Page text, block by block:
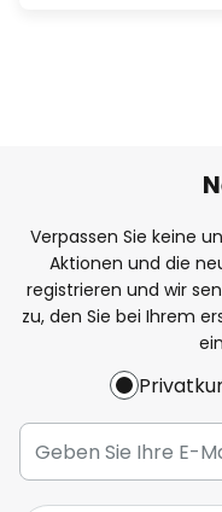
Verpassen Sie keine
Aktionen und die
registrieren und wir
zu, den Sie bei Ihrem